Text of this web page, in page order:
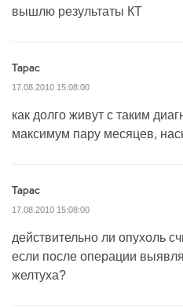
вышлю результаты КТ
Тарас
17.08.2010 15:08:00
как долго живут с таким
максимум пару месяцев,
Тарас
17.08.2010 15:08:00
действительно ли опухоль
если после операции
желтуха?